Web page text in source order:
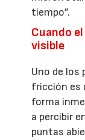
tiempo”.
Cuando
visible
Uno de los
fricción es
forma
a percibir
puntas